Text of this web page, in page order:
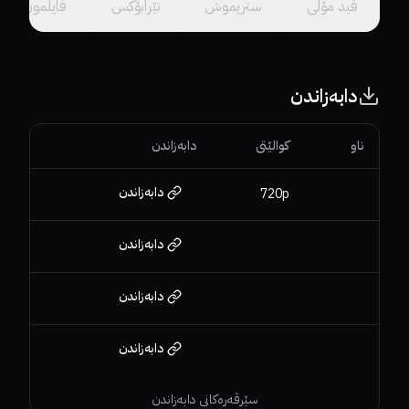
ڤید مۆڵى ستریموش تێرابۆکس فایلمون
دابەزاندن
سێرڤەرەکانی دابەزاندن
ناو کوالێتی دابەزاندن
720p دابەزاندن
دابەزاندن
دابەزاندن
دابەزاندن